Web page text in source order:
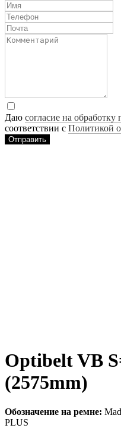
Даю согласие на
соответствии с Политикой
Отправить
Optibelt VB
(2575mm)
Обозначение на ремне:
PLUS